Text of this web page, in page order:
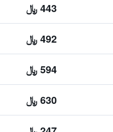
443 ﷼
492 ﷼
594 ﷼
630 ﷼